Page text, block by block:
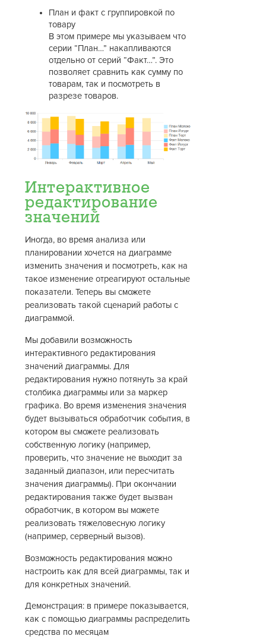
План и факт с группировкой по
товару
В этом примере мы указываем что
серии “План…” накапливаются
отдельно от серий “Факт…”. Это
позволяет сравнить как сумму по
товарам, так и посмотреть в
разрезе товаров.
Интерактивное
редактирование
значений
Иногда, во время анализа или
планировании хочется на диаграмме
изменить значения и посмотреть, как на
такое изменение отреагируют остальные
показатели. Теперь вы сможете
реализовать такой сценарий работы с
диаграммой.
Мы добавили возможность
интерактивного редактирования
значений диаграммы. Для
редактирования нужно потянуть за край
столбика диаграммы или за маркер
графика. Во время изменения значения
будет вызываться обработчик события, в
котором вы сможете реализовать
собственную логику (например,
проверить, что значение не выходит за
заданный диапазон, или пересчитать
значения диаграммы). При окончании
редактирования также будет вызван
обработчик, в котором вы можете
реализовать тяжеловесную логику
(например, серверный вызов).
Возможность редактирования можно
настроить как для всей диаграммы, так и
для конкретных значений.
Демонстрация: в примере показывается,
как с помощью диаграммы распределить
средства по месяцам